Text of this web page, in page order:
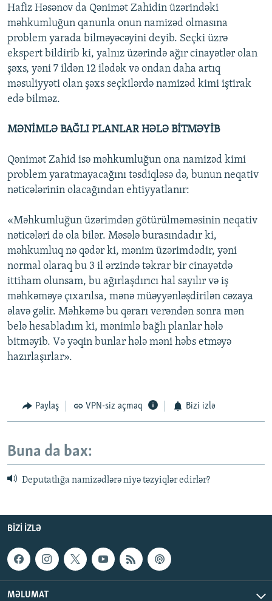
Hafiz Həsənov da Qənimət Zahidin üzərindəki
məhkumluğun qanunla onun namizəd olmasına
problem yarada bilməyəcəyini deyib. Seçki üzrə
ekspert bildirib ki, yalnız üzərində ağır cinayətlər olan
şəxs, yəni 7 ildən 12 ilədək və ondan daha artıq
məsuliyyəti olan şəxs seçkilərdə namizəd kimi iştirak
edə bilməz.
MƏNİMLƏ BAĞLI PLANLAR HƏLƏ BİTMƏYİB
Qənimət Zahid isə məhkumluğun ona namizəd kimi
problem yaratmayacağını təsdiqləsə də, bunun neqativ
nəticələrinin olacağından ehtiyyatlanır:
«Məhkumluğun üzərimdən götürülməməsinin neqativ
nəticələri də ola bilər. Məsələ burasındadır ki,
məhkumluq nə qədər ki, mənim üzərimdədir, yəni
normal olaraq bu 3 il ərzində təkrar bir cinayətdə
ittiham olunsam, bu ağırlaşdırıcı hal sayılır və iş
məhkəməyə çıxarılsa, mənə müəyyənləşdirilən cəzaya
əlavə gəlir. Məhkəmə bu qərarı verəndən sonra mən
belə hesabladım ki, mənimlə bağlı planlar hələ
bitməyib. Və yəqin bunlar hələ məni həbs etməyə
hazırlaşırlar».
Paylaş VPN-siz açmaq Bizi izlə
Buna da bax:
Deputatlığa namizədlərə niyə təzyiqlər edirlər?
BIZI IZLƏ
MƏLUMAT